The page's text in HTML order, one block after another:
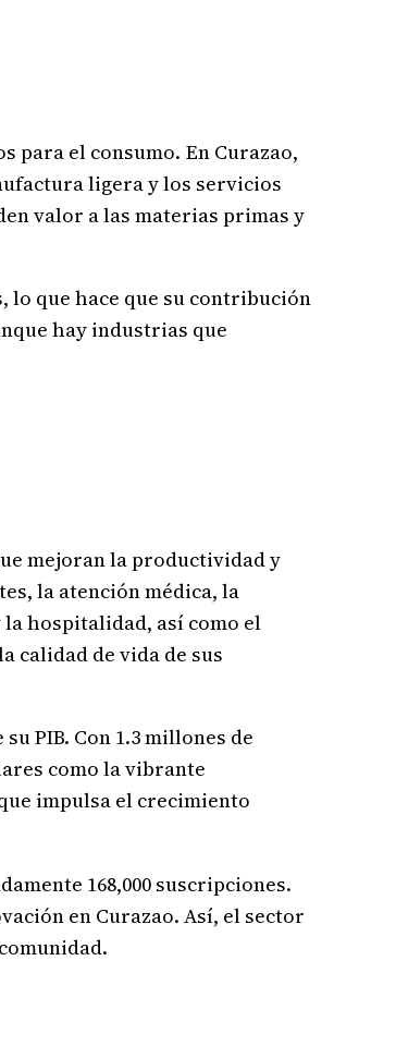
para el consumo. En Curazao,
ligera y los servicios
valor a las materias primas y
lo que hace que su contribución
hay industrias que
mejoran la productividad y
la atención médica, la
hospitalidad, así como el
calidad de vida de sus
PIB. Con 1.3 millones de
como la vibrante
impulsa el crecimiento
168,000 suscripciones.
en Curazao. Así, el sector